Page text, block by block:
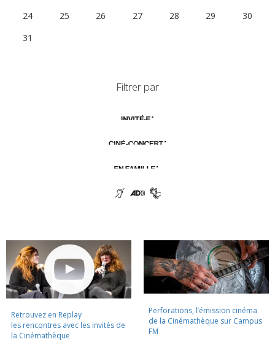
24
25 26 27 28 29
30
31
Filtrer par
Retrouvez en Replay
les rencontres avec les invités de
la Cinémathèque
Perforations, l’émission cinéma
de la Cinémathèque sur Campus
FM